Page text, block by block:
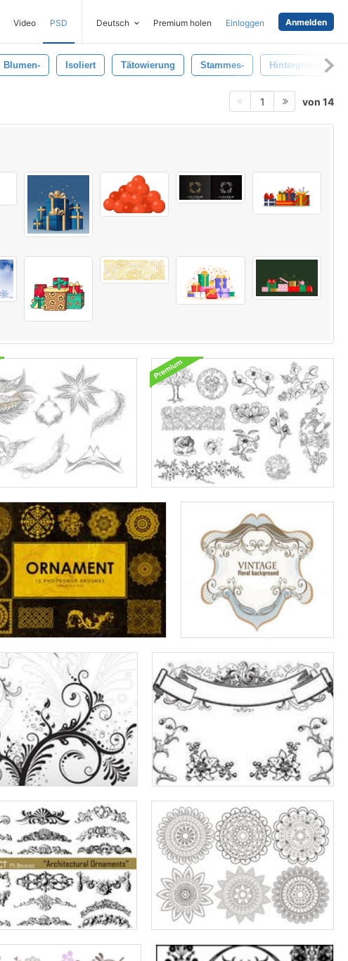
Video PSD Deutsch Premium holen Einloggen Anmelden
Blumen- Isoliert Tätowierung Stammes- Hintergrund
1 von 14